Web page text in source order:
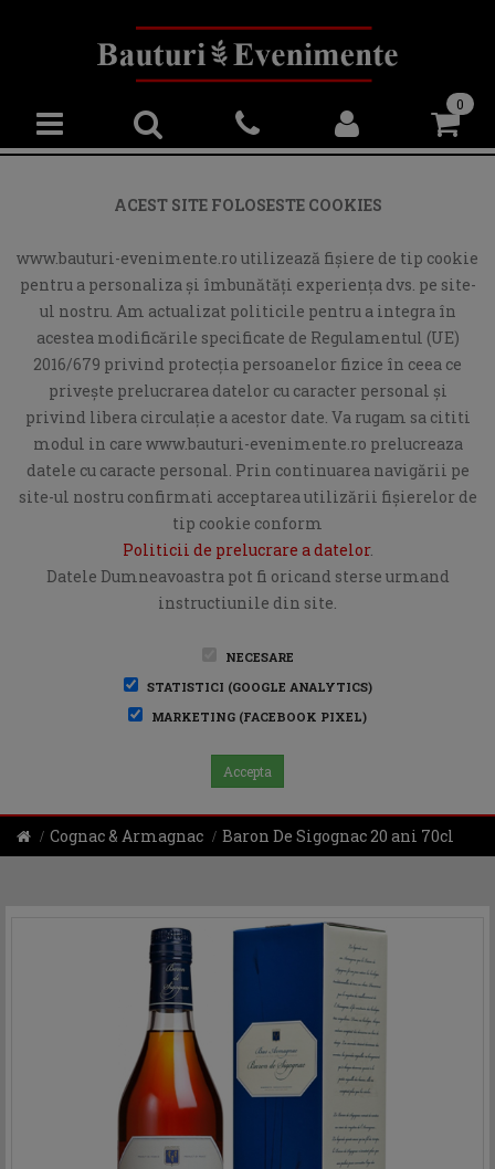
0
ACEST SITE FOLOSESTE COOKIES
www.bauturi-evenimente.ro utilizează fişiere de tip cookie
pentru a personaliza și îmbunătăți experiența dvs. pe site-
ul nostru. Am actualizat politicile pentru a integra în
acestea modificările specificate de Regulamentul (UE)
2016/679 privind protecția persoanelor fizice în ceea ce
privește prelucrarea datelor cu caracter personal și
privind libera circulație a acestor date. Va rugam sa cititi
modul in care www.bauturi-evenimente.ro prelucreaza
datele cu caracte personal. Prin continuarea navigării pe
site-ul nostru confirmati acceptarea utilizării fişierelor de
tip cookie conform
Politicii de prelucrare a datelor.
Datele Dumneavoastra pot fi oricand sterse urmand
instructiunile din site.
NECESARE
STATISTICI (GOOGLE ANALYTICS)
MARKETING (FACEBOOK PIXEL)
Accepta
Cognac & Armagnac Baron De Sigognac 20 ani 70cl